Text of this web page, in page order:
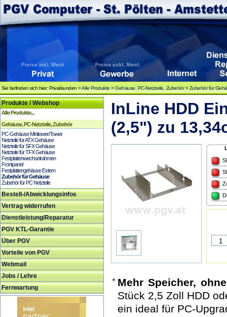
Sie befinden sich hier: Privatkunden >Alle Produkte >Gehäuse, PC-Netzteile, Zubehör>Zubehör für
Produkte / Webshop
Alle Produkte...
Gehäuse, PC-Netzteile, Zubehör
PC-Gehäuse Minitower/Tower
Netzteile für ATX Gehäuse
Netzteile für SFX Gehäuse
Netzteile für TFX Gehäuse
Festplattenwechselrahmen
Frontpanel
Festplattengehäuse Extern
Zubehör für Gehäuse
Zubehör für PC Netzteile
Bestell-/Abwicklungsinfos
Vertrag widerrufen
Dienstleistung/Reparatur
PGV KTL-Garantie
Über PGV
Vorteile von PGV
Webmail
Jobs / Lehre
Fernwartung
InLine HDD
(2,5") zu
Mehr Speicher,
Stück 2,5 Zoll HDD
ein ideal für PC-